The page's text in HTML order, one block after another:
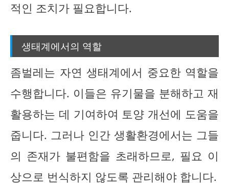
적인 조치가 필요합니다.
생태계에서의 역할
좀벌레는 자연 생태계에서 중요한 역할을
수행합니다. 이들은 유기물을 분해하고 재
활용하는 데 기여하여 토양 개선에 도움을
줍니다. 그러나 인간 생활환경에서는 그들
의 존재가 불편함을 초래하므로, 필요 이
상으로 번식하지 않도록 관리해야 합니다.